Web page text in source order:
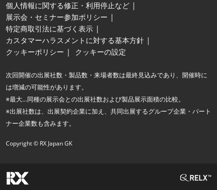
個人情報に関する修正・利用停止など
展示会・セミナー参加ポリシー
特定商取引法に基づく表示
カスタマーハラスメントに対する基本方針
クッキーポリシー
クッキーの設定
次回開催の出展社数・製品数・来場者数は最終見込みであり、開催時に
は増減の可能性があります。
※最大…同種の展示会との出展社数および製品展示面積の比較。
※出展社数は、出展契約企業に加え、共同出展するグループ企業・パート
ナー企業数も含みます。
Copyright © RX Japan GK